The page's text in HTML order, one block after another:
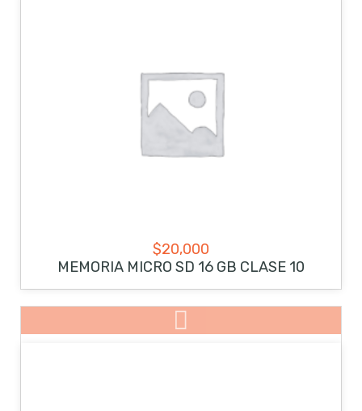
$20,000
MEMORIA MICRO SD 16 GB CLASE 10